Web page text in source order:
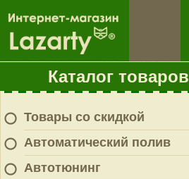
Каталог товаров
Товары со скидкой
Автоматический полив
Автотюнинг